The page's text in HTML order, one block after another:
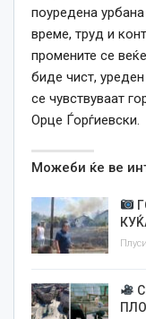
поуредена
време, труд и
промените се
биде чист,
се чувствуваат
Орце Ѓорѓиевски.
Можеби ќе ве